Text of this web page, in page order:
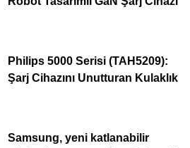
Philips 5000 Serisi (TAH5209):
Şarj Cihazını Unutturan Kulaklık
Samsung, yeni katlanabilir